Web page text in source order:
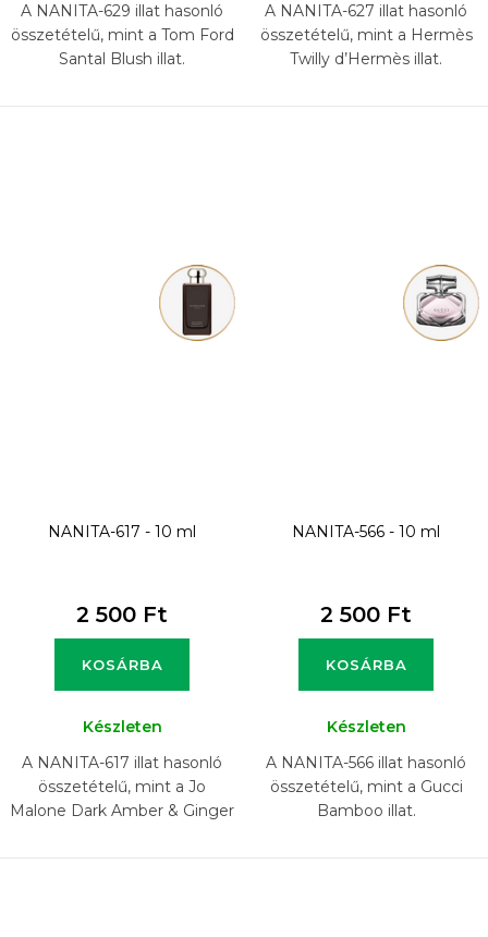
A NANITA-629 illat hasonló
összetételű, mint a Tom Ford
Santal Blush illat.
A NANITA-627 illat hasonló
összetételű, mint a Hermès
Twilly d’Hermès illat.
NANITA-617 - 10 ml
2 500 Ft
KOSÁRBA
Készleten
A NANITA-617 illat hasonló
összetételű, mint a Jo
Malone Dark Amber & Ginger
NANITA-566 - 10 ml
2 500 Ft
KOSÁRBA
Készleten
A NANITA-566 illat hasonló
összetételű, mint a Gucci
Bamboo illat.